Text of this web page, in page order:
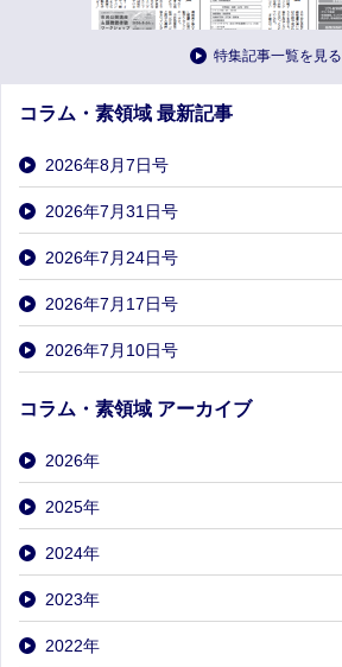
特集記事一覧を見る
コラム・素領域 最新記事
2026年8月7日号
2026年7月31日号
2026年7月24日号
2026年7月17日号
2026年7月10日号
コラム・素領域 アーカイブ
2026年
2025年
2024年
2023年
2022年